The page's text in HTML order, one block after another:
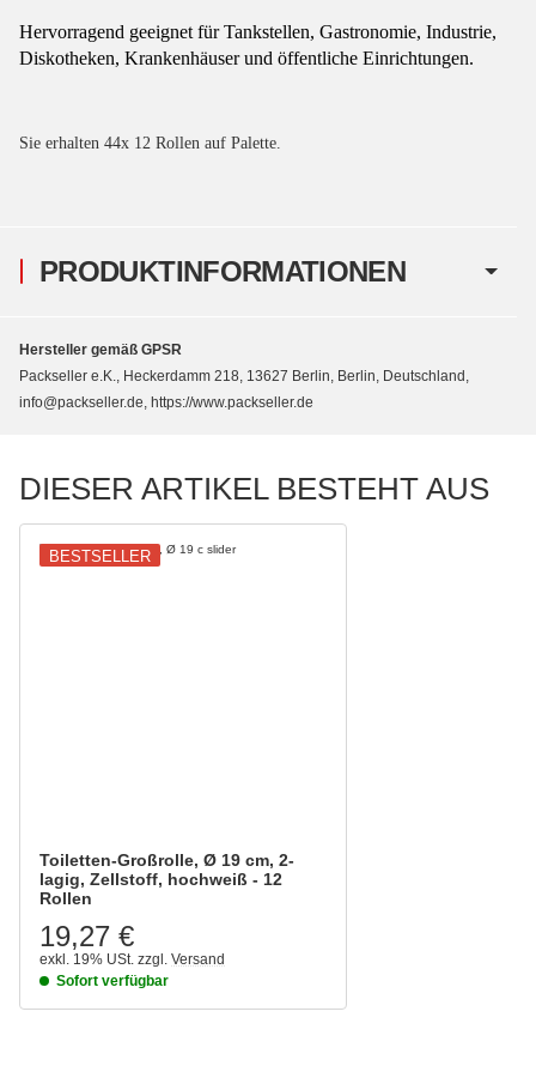
PRODUKTINFORMATIONEN
Hervorragend geeignet für Tankstellen, Gastronomie, Industrie,
Diskotheken, Krankenhäuser und öffentliche Einrichtungen.
Sie erhalten 44x 12 Rollen auf Palette.
Hersteller gemäß GPSR
Packseller e.K., Heckerdamm 218, 13627 Berlin, Berlin, Deutschland,
info@packseller.de, https://www.packseller.de
DIESER ARTIKEL BESTEHT AUS
BESTSELLER
Toiletten-Großrolle, Ø 19 cm, 2-
lagig, Zellstoff, hochweiß - 12
Rollen
19,27 €
exkl. 19% USt. zzgl. Versand
Sofort verfügbar